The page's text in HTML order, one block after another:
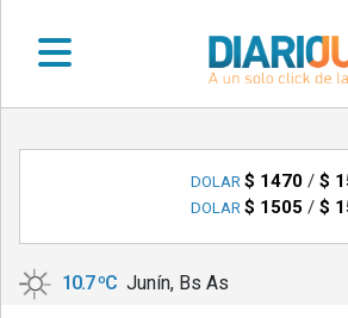
•
LOCALES
•
DOLAR $ 1470/ $
DOLAR $ 1505 / $
10.7 ºC Junín, Bs As